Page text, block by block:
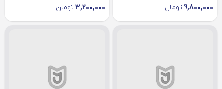
9,800,000 تومان 3,200,000 تومان